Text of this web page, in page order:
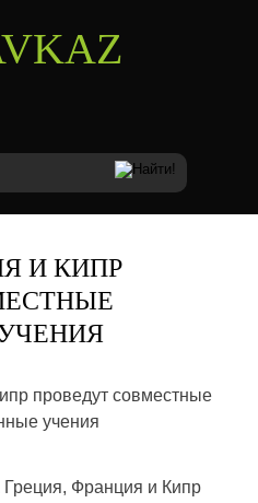
И КИПР
Греция, Франция и Кипр